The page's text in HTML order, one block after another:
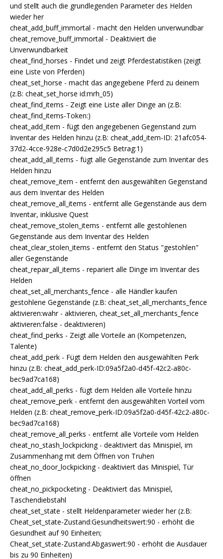
und stellt auch die grundlegenden Parameter des Helden
wieder her
cheat_add_buff_immortal - macht den Helden unverwundbar
cheat_remove_buff_immortal - Deaktiviert die
Unverwundbarkeit
cheat_find_horses - Findet und zeigt Pferdestatistiken (zeigt
eine Liste von Pferden)
cheat_set_horse - macht das angegebene Pferd zu deinem
(z.B: cheat_set_horse id:mrh_05)
cheat_find_items - Zeigt eine Liste aller Dinge an (z.B:
cheat_find_items-Token:)
cheat_add_item - fügt den angegebenen Gegenstand zum
Inventar des Helden hinzu (z.B: cheat_add_item-ID: 21afc054-
37d2-4cce-928e-c7d0d2e295c5 Betrag:1)
cheat_add_all_items - fügt alle Gegenstände zum Inventar des
Helden hinzu
cheat_remove_item - entfernt den ausgewählten Gegenstand
aus dem Inventar des Helden
cheat_remove_all_items - entfernt alle Gegenstände aus dem
Inventar, inklusive Quest
cheat_remove_stolen_items - entfernt alle gestohlenen
Gegenstände aus dem Inventar des Helden
cheat_clear_stolen_items - entfernt den Status "gestohlen"
aller Gegenstände
cheat_repair_all_items - repariert alle Dinge im Inventar des
Helden
cheat_set_all_merchants_fence - alle Händler kaufen
gestohlene Gegenstände (z.B: cheat_set_all_merchants_fence
aktivieren:wahr - aktivieren, cheat_set_all_merchants_fence
aktivieren:false - deaktivieren)
cheat_find_perks - Zeigt alle Vorteile an (Kompetenzen,
Talente)
cheat_add_perk - Fügt dem Helden den ausgewählten Perk
hinzu (z.B: cheat_add_perk-ID:09a5f2a0-d45f-42c2-a80c-
bec9ad7ca168)
cheat_add_all_perks - fügt dem Helden alle Vorteile hinzu
cheat_remove_perk - entfernt den ausgewählten Vorteil vom
Helden (z.B: cheat_remove_perk-ID:09a5f2a0-d45f-42c2-a80c-
bec9ad7ca168)
cheat_remove_all_perks - entfernt alle Vorteile vom Helden
cheat_no_stash_lockpicking - deaktiviert das Minispiel, im
Zusammenhang mit dem Öffnen von Truhen
cheat_no_door_lockpicking - deaktiviert das Minispiel, Tür
öffnen
cheat_no_pickpocketing - Deaktiviert das Minispiel,
Taschendiebstahl
cheat_set_state - stellt Heldenparameter wieder her (z.B:
Cheat_set_state-Zustand:Gesundheitswert:90 - erhöht die
Gesundheit auf 90 Einheiten;
Cheat_set_state-Zustand:Abgaswert:90 - erhöht die Ausdauer
bis zu 90 Einheiten)